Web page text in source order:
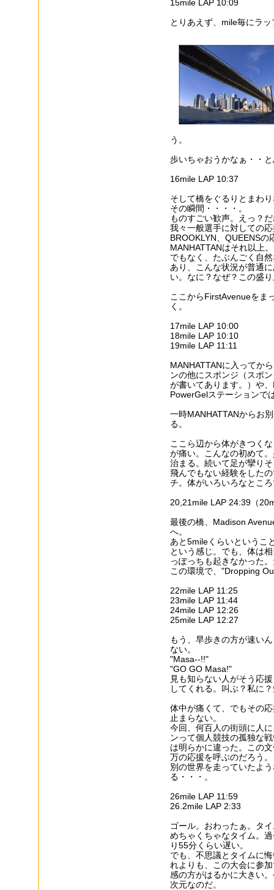
15mile LAP 10:09
とりあえず、mile毎にラ
う。
歩いちゃおうかなぁ・・
16mile LAP 10:37
そして橋をぐるりとまわ
その瞬間・・・・。
ものすごい歓声。えっ？
我々一般選手に対しての
BROOKLYN、QUEENS
MANHATTANはそれ以上
でもなく、たぶんごく自
あり、こんな状況が普通
い。なに？なぜ？この盛
ここからFirstAvenueをま
く。
17mile LAP 10:00
18mile LAP 10:10
19mile LAP 11:11
MANHATTANに入ってか
ンの他にスポンジ（スポ
が書いてあります。）や
PowerGelステーションで
一時MANHATTANからお
る。
ここら辺から体がきつく
が痛い。こんなの初めて
治まる。続いて足が攣り
飛んでもない経験をした
チ。体がいろいろなとこ
20,21mile LAP 24:39（
最後の橋、Madison
へ。
あと5mileくらいというこ
という感じ。でも、体は
っぽっちも起きなかった
この環境で、"Dropping
22mile LAP 11:25
23mile LAP 11:44
24mile LAP 12:26
25mile LAP 12:27
もう、早歩きの方が速い
ない。
"Masa--!!"
"GO GO Masa!"
見も知らない人がそう応
してくれる。叫ぶ？私に
体中が痛くて、でもその
止まらない。
今回、何百人の街頭に人
ンって個人競技の孤独な
は明らかに違った。この
万の応援を呼ぶのだろう。
別の世界を走っていたよ
る・・・。
26mile LAP 11:59
26.2mile LAP 2:33
ゴール。おわったぁ。タ
めちゃくちゃなタイム。
り55分くらい遅い。
でも、不思議とタイムに
れよりも、この大会に参
感の方がはるかに大きい
次元なのだ。